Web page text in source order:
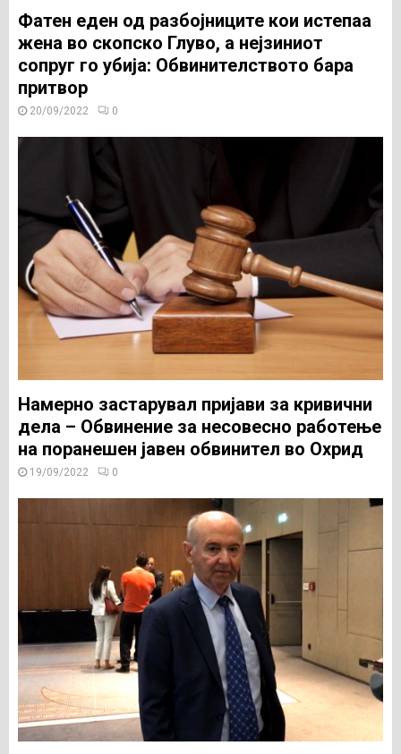
Фатен еден од разбојниците кои истепаа
жена во скопско Глуво, а нејзиниот
сопруг го убија: Обвинителството бара
притвор
20/09/2022 0
Намерно застарувал пријави за кривични
дела – Обвинение за несовесно работење
на поранешен јавен обвинител во Охрид
19/09/2022 0